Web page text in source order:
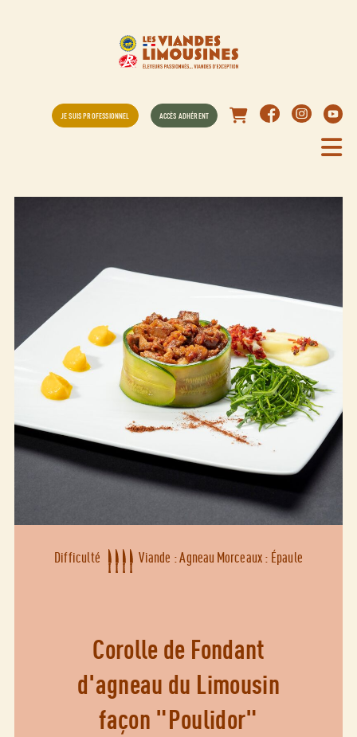
JE SUIS PROFESSIONNEL ACCÈS ADHÉRENT
Difficulté Viande : Agneau Morceaux : Épaule
Corolle de Fondant
d'agneau du Limousin
façon "Poulidor"